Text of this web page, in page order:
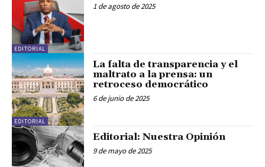
EDITORIAL
1 de agosto de 2025
EDITORIAL
La falta de transparencia y el
maltrato a la prensa: un
retroceso democrático
6 de junio de 2025
Editorial: Nuestra Opinión
9 de mayo de 2025